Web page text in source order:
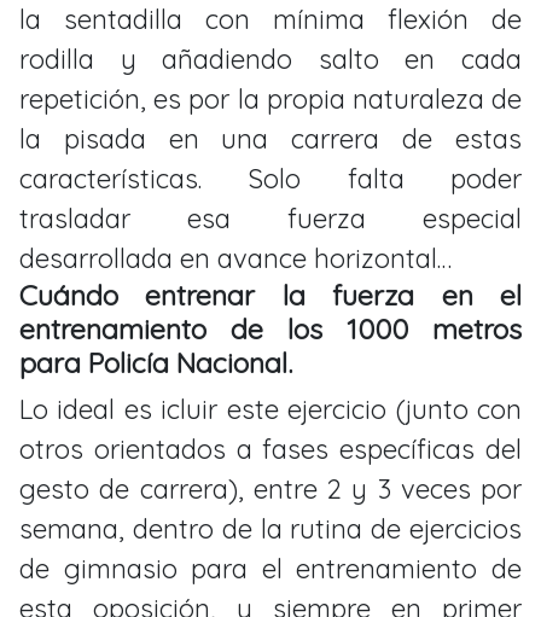
la sentadilla con mínima flexión de
rodilla y añadiendo salto en cada
repetición, es por la propia naturaleza de
la pisada en una carrera de estas
características. Solo falta poder
trasladar esa fuerza especial
desarrollada en avance horizontal…
Cuándo entrenar la fuerza en el
entrenamiento de los 1000 metros
para Policía Nacional.
Lo ideal es icluir este ejercicio (junto con
otros orientados a fases específicas del
gesto de carrera), entre 2 y 3 veces por
semana, dentro de la rutina de ejercicios
de gimnasio para el entrenamiento de
esta oposición, y siempre en primer